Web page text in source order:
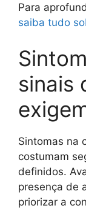
Para
saiba tudo
sinais
Sintomas na
costumam
definidos.
presença de
priorizar a